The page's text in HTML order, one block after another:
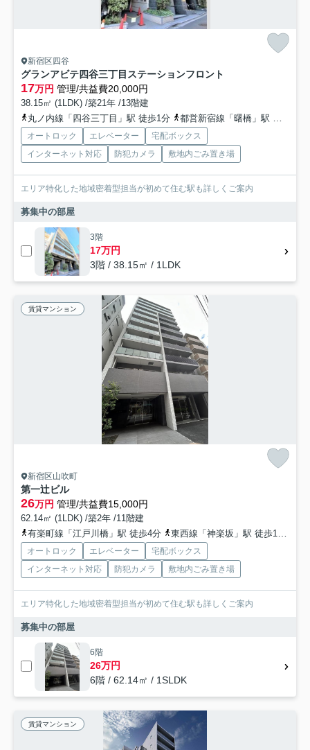
新宿区四谷
グランアビテ四谷三丁目ステーションフロント
17万円 管理/共益費20,000円
38.15㎡ (1LDK) /築21年 /13階建
丸ノ内線「四谷三丁目」駅 徒歩1分
都営新宿線「曙橋」駅 徒歩7分
オートロック エレベーター
宅配ボックス
インターネット対応
防犯カメラ 敷地内ごみ置き場
エリア特化した地域密着型担当が初めて住む駅も詳しくご案内
募集中の部屋
3階
17万円
3階 / 38.15㎡ / 1LDK
賃貸マンション
新宿区山吹町
第一辻ビル
26万円 管理/共益費15,000円
62.14㎡ (1LDK) /築2年 /11階建
有楽町線「江戸川橋」駅 徒歩4分
東西線「神楽坂」駅 徒歩10分
オートロック エレベーター
宅配ボックス
インターネット対応
防犯カメラ 敷地内ごみ置き場
エリア特化した地域密着型担当が初めて住む駅も詳しくご案内
募集中の部屋
6階
26万円
6階 / 62.14㎡ / 1SLDK
賃貸マンション